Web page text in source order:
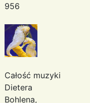
956
Całość muzyki
Dietera
Bohlena,